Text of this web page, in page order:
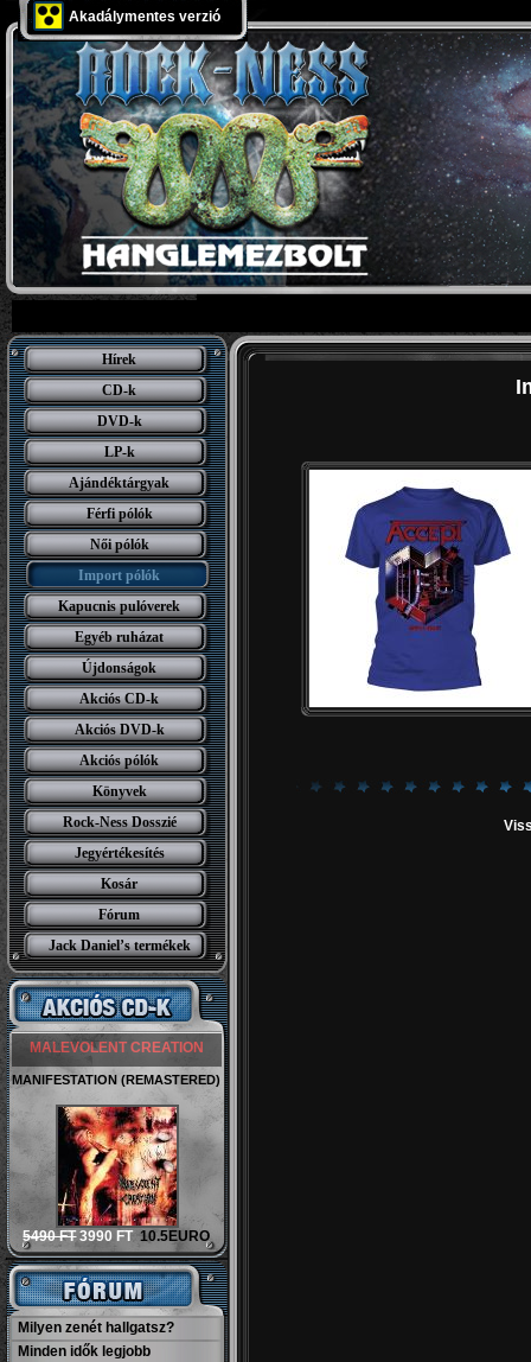
Akadálymentes verzió
Hírek
CD-k
DVD-k
LP-k
Ajándéktárgyak
Férfi pólók
Női pólók
Import pólók
Kapucnis pulóverek
Egyéb ruházat
Újdonságok
Akciós CD-k
Akciós DVD-k
Akciós pólók
Könyvek
Rock-Ness Dosszié
Jegyértékesítés
Kosár
Fórum
Jack Daniel’s termékek
MALEVOLENT CREATION
MANIFESTATION (REMASTERED)
5490 FT 3990 FT 10.5EURO
Milyen zenét hallgatsz?
Minden idők legjobb